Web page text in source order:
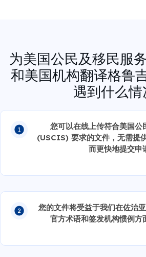
为美国公民及移民服
和美国机构翻译格鲁
遇到什么情
您可以在线上传符合美国公
(USCIS) 要求的文件，无需提
而更快地提交申
您的文件将受益于我们在佐治
官方术语和签发机构惯例方